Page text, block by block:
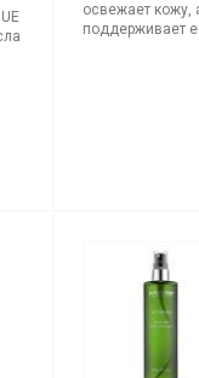
освежает кожу,
поддерживает